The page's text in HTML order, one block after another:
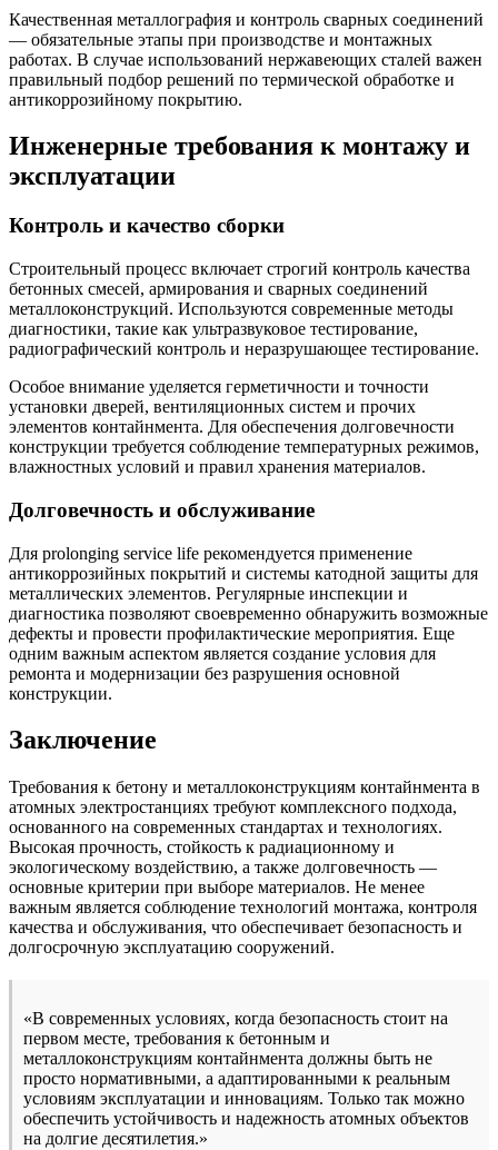
Качественная металлография и контроль сварных соединений
— обязательные этапы при производстве и монтажных
работах. В случае использований нержавеющих сталей важен
правильный подбор решений по термической обработке и
антикоррозийному покрытию.
Инженерные требования к монтажу и
эксплуатации
Контроль и качество сборки
Строительный процесс включает строгий контроль качества
бетонных смесей, армирования и сварных соединений
металлоконструкций. Используются современные методы
диагностики, такие как ультразвуковое тестирование,
радиографический контроль и неразрушающее тестирование.
Особое внимание уделяется герметичности и точности
установки дверей, вентиляционных систем и прочих
элементов контайнмента. Для обеспечения долговечности
конструкции требуется соблюдение температурных режимов,
влажностных условий и правил хранения материалов.
Долговечность и обслуживание
Для prolonging service life рекомендуется применение
антикоррозийных покрытий и системы катодной защиты для
металлических элементов. Регулярные инспекции и
диагностика позволяют своевременно обнаружить возможные
дефекты и провести профилактические мероприятия. Еще
одним важным аспектом является создание условия для
ремонта и модернизации без разрушения основной
конструкции.
Заключение
Требования к бетону и металлоконструкциям контайнмента в
атомных электростанциях требуют комплексного подхода,
основанного на современных стандартах и технологиях.
Высокая прочность, стойкость к радиационному и
экологическому воздействию, а также долговечность —
основные критерии при выборе материалов. Не менее
важным является соблюдение технологий монтажа, контроля
качества и обслуживания, что обеспечивает безопасность и
долгосрочную эксплуатацию сооружений.
«В современных условиях, когда безопасность стоит на
первом месте, требования к бетонным и
металлоконструкциям контайнмента должны быть не
просто нормативными, а адаптированными к реальным
условиям эксплуатации и инновациям. Только так можно
обеспечить устойчивость и надежность атомных объектов
на долгие десятилетия.»